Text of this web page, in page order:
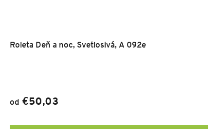
Roleta Deň a noc, Svetlosivá, A 092e
od €50,03